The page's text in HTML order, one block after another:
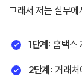
그래서 저는 실무
1단계 : 홈택스
2단계 : 거래